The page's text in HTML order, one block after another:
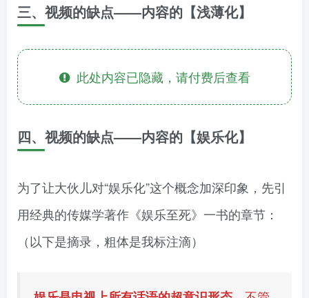
三、视频的缺点——内容的【浅薄化】
此处内容已隐藏，请付费后查看
四、视频的缺点——内容的【娱乐化】
为了让大伙儿对“娱乐化”这个概念加深印象，先引
用经典的传媒学著作《娱乐至死》一书的章节：
（以下是摘录，粗体是我标注滴）